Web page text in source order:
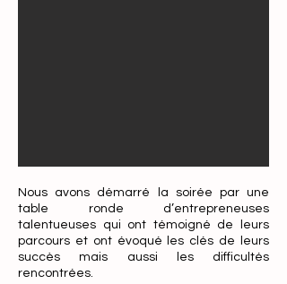
Nous avons démarré la soirée par une
table ronde d’entrepreneuses
talentueuses qui ont témoigné de leurs
parcours et ont évoqué les clés de leurs
succès mais aussi les difficultés
rencontrées.